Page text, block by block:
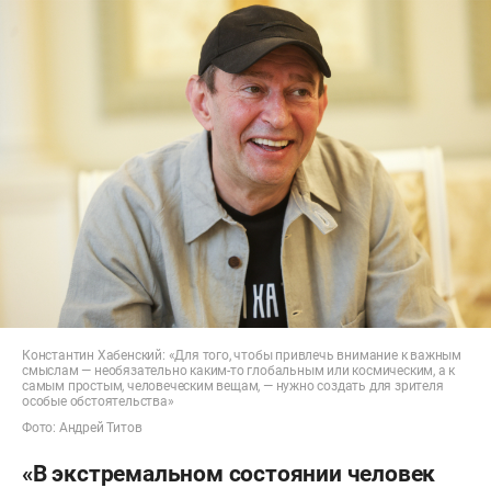
Константин Хабенский: «Для того, чтобы привлечь внимание к важным
смыслам — необязательно каким-то глобальным или космическим, а к
самым простым, человеческим вещам, — нужно создать для зрителя
особые обстоятельства»
Фото: Андрей Титов
«В экстремальном состоянии человек